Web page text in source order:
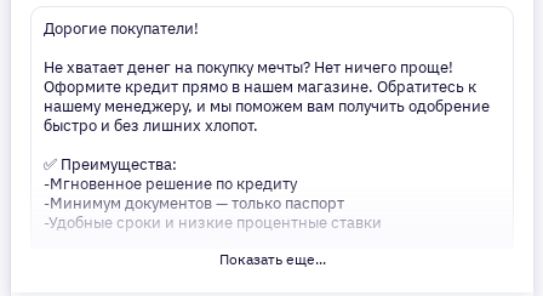
Дорогие покупатели!
Не хватает денег на покупку мечты? Нет ничего проще!
Оформите кредит прямо в нашем магазине. Обратитесь к
нашему менеджеру, и мы поможем вам получить одобрение
быстро и без лишних хлопот.
✅ Преимущества:
-Мгновенное решение по кредиту
-Минимум документов — только паспорт
-Удобные сроки и низкие процентные ставки
Не откладывайте свои желания на потом! Получите то, что
Показать еще...